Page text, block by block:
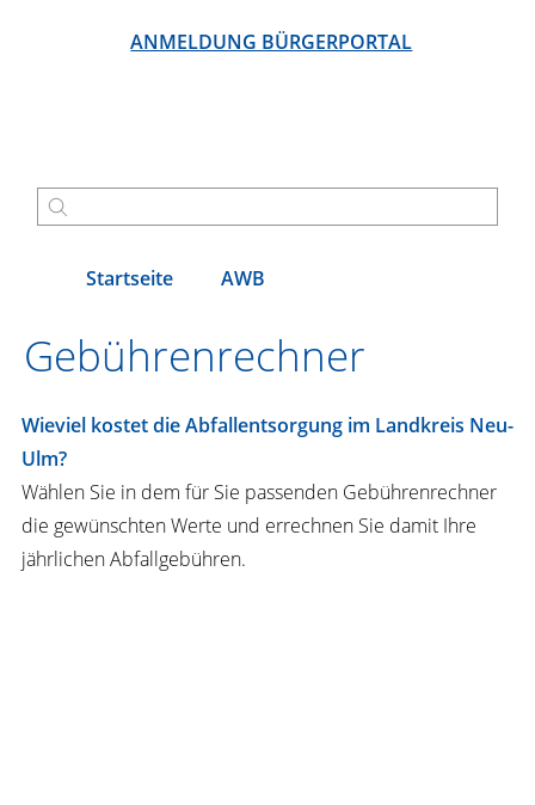
ANMELDUNG BÜRGERPORTAL
Startseite AWB
Gebührenrechner
Wieviel kostet die Abfallentsorgung im Landkreis Neu-
Ulm?
Wählen Sie in dem für Sie passenden Gebührenrechner
die gewünschten Werte und errechnen Sie damit Ihre
jährlichen Abfallgebühren.